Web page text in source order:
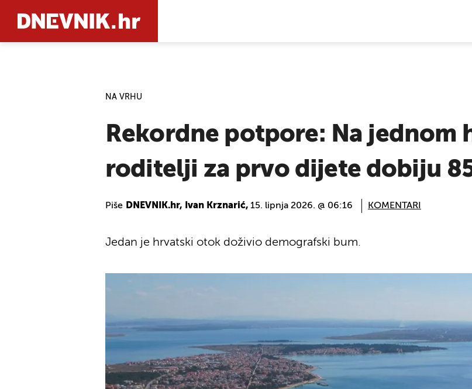
NA VRHU
Rekordne potpore: Na jednom
roditelji za prvo dijete dobiju
Piše DNEVNIK.hr, Ivan Krznarić, 15. lipnja 2026. @ 06:16 KOMENTARI
Jedan je hrvatski otok doživio demografski bum.